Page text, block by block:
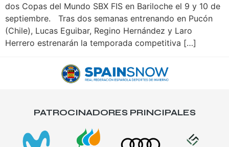
dos Copas del Mundo SBX FIS en Bariloche el 9 y 10 de
septiembre. Tras dos semanas entrenando en Pucón
(Chile), Lucas Eguibar, Regino Hernández y Laro
Herrero estrenarán la temporada competitiva […]
PATROCINADORES PRINCIPALES